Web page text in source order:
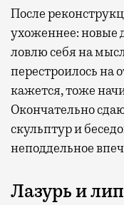
После
ухоженнее: новые
ловлю себя на
перестроилось на
кажется, тоже
Окончательно
скульптур и
неподдельное
Лазурь и